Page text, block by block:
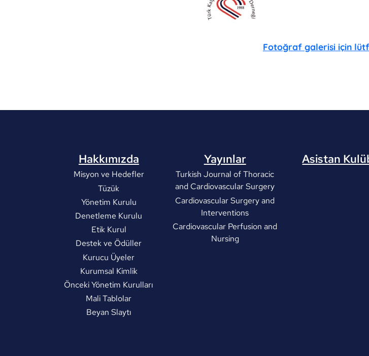
Fotoğraf galerisi için
Hakkımızda
Misyon ve Hedefler
Tüzük
Yönetim Kurulu
Denetleme Kurulu
Etik Kurul
Destek ve Ödüller
Kurucu Üyeler
Kurumsal Kimlik
Önceki Yönetim Kurulları
Mali Tablolar
Beyan Slaytı
Yayınlar
Turkish Journal of Thoracic
and Cardiovascular Surgery
Cardiovascular Surgery and
Interventions
Cardiovascular Perfusion and
Nursing
Asistan